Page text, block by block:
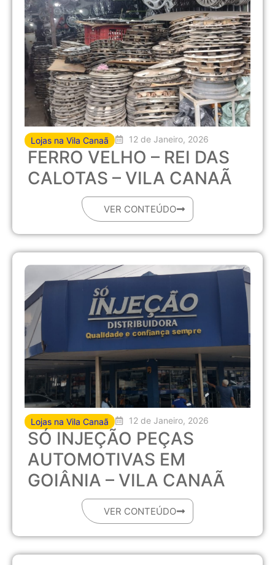
Lojas na Vila Canaã 12 de Janeiro, 2026
FERRO VELHO – REI DAS
CALOTAS – VILA CANAÃ
VER CONTEÚDO
Lojas na Vila Canaã 12 de Janeiro, 2026
SÓ INJEÇÃO PEÇAS
AUTOMOTIVAS EM
GOIÂNIA – VILA CANAÃ
VER CONTEÚDO